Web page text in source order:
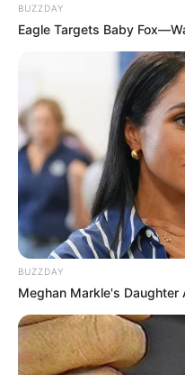
harcot hirdet az új
A végkielégítését
adományozná
Orbán Viktor a vita
jogszabály alapján
tartaná meg, hanem
gyermekotthonnak
„A végkielégítésemet,
a kárpátaljai Irgalmas
Gyermekotthonnak
Az erről szóló
BUZZDAY
Eagle Targets Baby
BUZZDAY
Meghan Markle's Daughter